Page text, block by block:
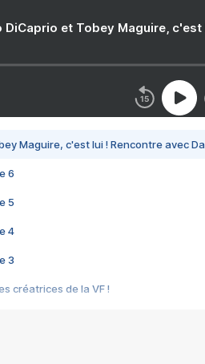
DiCaprio et Tobey Maguire,
Maguire, c'est lui ! Rencontre avec
6
5
4
3
créatrices de la VF !